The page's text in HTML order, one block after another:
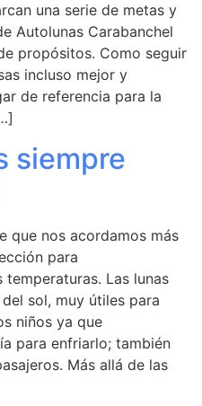
una serie de metas y
Autolunas Carabanchel
propósitos. Como seguir
incluso mejor y
de referencia para la
siempre
que nos acordamos más
para
Las lunas
sol, muy útiles para
niños ya que
para enfriarlo; también
Más allá de las